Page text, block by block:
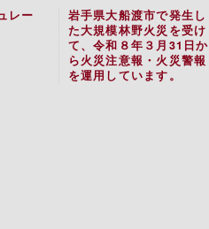
レー
岩手県大船渡市で発生し
た大規模林野火災を受け
て、令和８年３月31日か
ら火災注意報・火災警報
を運用しています。